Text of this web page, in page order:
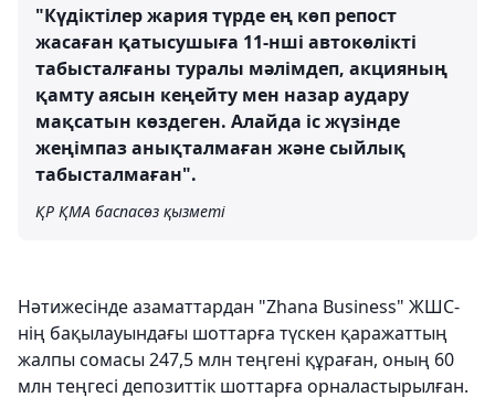
"Күдіктілер жария түрде ең көп репост
жасаған қатысушыға 11-нші автокөлікті
табысталғаны туралы мәлімдеп, акцияның
қамту аясын кеңейту мен назар аудару
мақсатын көздеген. Алайда іс жүзінде
жеңімпаз анықталмаған және сыйлық
табысталмаған".
ҚР ҚМА баспасөз қызметі
Нәтижесінде азаматтардан "Zhana Business" ЖШС-
нің бақылауындағы шоттарға түскен қаражаттың
жалпы сомасы 247,5 млн теңгені құраған, оның 60
млн теңгесі депозиттік шоттарға орналастырылған.